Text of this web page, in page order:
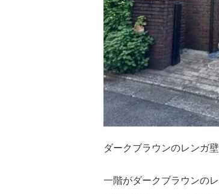
ダークブラウンのレンガ
一階がダークブラウンの